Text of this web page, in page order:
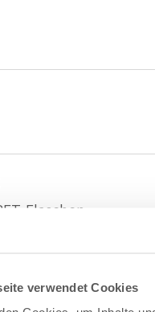
verwendet Cookies
Flaschen